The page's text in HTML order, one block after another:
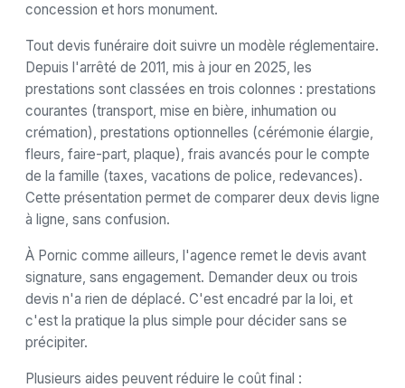
concession et hors monument.
Tout devis funéraire doit suivre un modèle réglementaire.
Depuis l'arrêté de 2011, mis à jour en 2025, les
prestations sont classées en trois colonnes : prestations
courantes (transport, mise en bière, inhumation ou
crémation), prestations optionnelles (cérémonie élargie,
fleurs, faire-part, plaque), frais avancés pour le compte
de la famille (taxes, vacations de police, redevances).
Cette présentation permet de comparer deux devis ligne
à ligne, sans confusion.
À Pornic comme ailleurs, l'agence remet le devis avant
signature, sans engagement. Demander deux ou trois
devis n'a rien de déplacé. C'est encadré par la loi, et
c'est la pratique la plus simple pour décider sans se
précipiter.
Plusieurs aides peuvent réduire le coût final :